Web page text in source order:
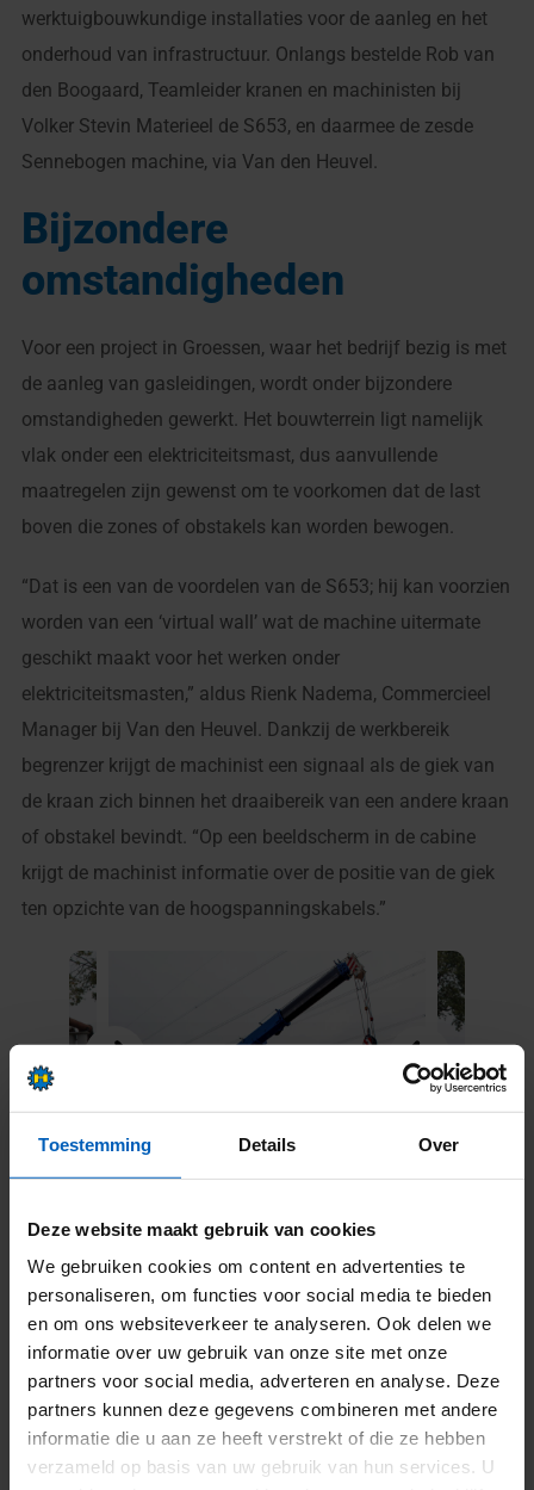
Toestemming Details Over
Deze website maakt gebruik van cookies
We gebruiken cookies om content en advertenties te
personaliseren, om functies voor social media te bieden
en om ons websiteverkeer te analyseren. Ook delen we
informatie over uw gebruik van onze site met onze
partners voor social media, adverteren en analyse. Deze
partners kunnen deze gegevens combineren met andere
informatie die u aan ze heeft verstrekt of die ze hebben
verzameld op basis van uw gebruik van hun services. U
werktuigbouwkundige installaties voor de aanleg en het
onderhoud van infrastructuur. Onlangs bestelde Rob van
den Boogaard, Teamleider kranen en machinisten bij
Volker Stevin Materieel de S653, en daarmee de zesde
Sennebogen machine, via Van den Heuvel.
Bijzondere
omstandigheden
Voor een project in Groessen, waar het bedrijf bezig is met
de aanleg van gasleidingen, wordt onder bijzondere
omstandigheden gewerkt. Het bouwterrein ligt namelijk
vlak onder een elektriciteitsmast, dus aanvullende
maatregelen zijn gewenst om te voorkomen dat de last
boven die zones of obstakels kan worden bewogen.
“Dat is een van de voordelen van de S653; hij kan voorzien
worden van een ‘virtual wall’ wat de machine uitermate
geschikt maakt voor het werken onder
elektriciteitsmasten,” aldus Rienk Nadema, Commercieel
Manager bij Van den Heuvel. Dankzij de werkbereik
begrenzer krijgt de machinist een signaal als de giek van
de kraan zich binnen het draaibereik van een andere kraan
of obstakel bevindt. “Op een beeldscherm in de cabine
krijgt de machinist informatie over de positie van de giek
ten opzichte van de hoogspanningskabels.”
Flexibel in gebruik
De S653 kan dankzij de robuuste constructie zelfs het
moeilijkste terrein begaan. Verlopen tot 20 graden en
hellingen tot 4 graden zijn geen enkel probleem voor deze
machine. De full-power giek, die onder belasting kan
telescoperen, zorgt voor flexibele inzetbaarheid op ieder
bouwterrein. “De rupsen kunnen inschuiven, en dan
kunnen we de machine snel naar een andere locatie